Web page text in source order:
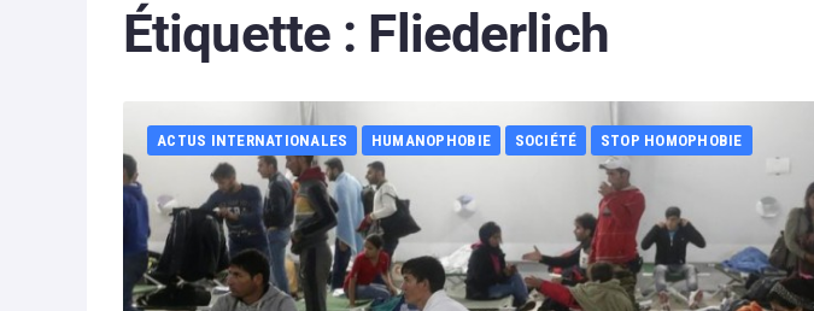
Étiquette : Fliederlich
ACTUS INTERNATIONALES HUMANOPHOBIE SOCIÉTÉ STOP HOMOPHOBIE